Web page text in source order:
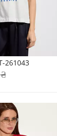
261043